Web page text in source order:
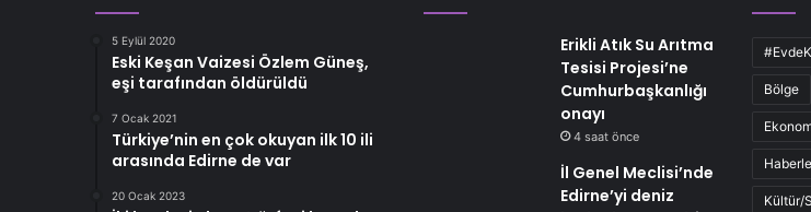
5 Eylül 2020
Eski Keşan Vaizesi Özlem Güneş,
eşi tarafından öldürüldü
7 Ocak 2021
Türkiye’nin en çok okuyan ilk 10 ili
arasında Edirne de var
20 Ocak 2023
Erikli Atık Su Arıtma
Tesisi Projesi’ne
Cumhurbaşkanlığı
onayı
4 saat önce
İl Genel Meclisi’nde
Edirne’yi deniz
Bölge
Kültür/